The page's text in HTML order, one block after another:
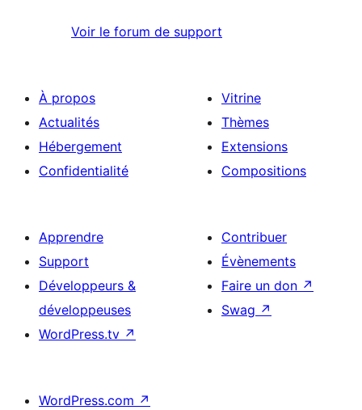
Voir le forum de support
À propos
Actualités
Hébergement
Confidentialité
Vitrine
Thèmes
Extensions
Compositions
Apprendre
Support
Développeurs &
développeuses
WordPress.tv ↗
Contribuer
Évènements
Faire un don ↗
Swag ↗
WordPress.com ↗